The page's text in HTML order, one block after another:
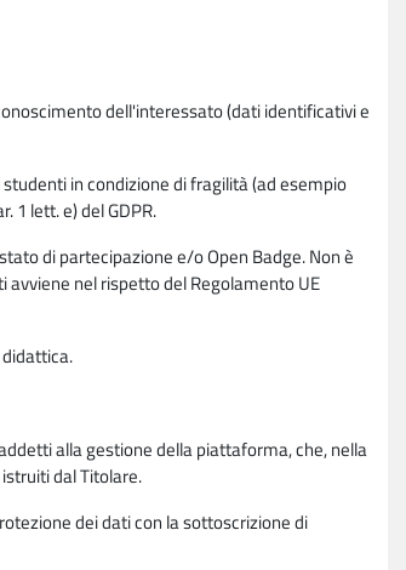
dell'interessato (dati identificativi e
in condizione di fragilità (ad esempio
1 lett. e) del GDPR.
di partecipazione e/o Open Badge. Non è
nel rispetto del Regolamento UE
alla gestione della piattaforma, che, nella
dal Titolare.
dei dati con la sottoscrizione di